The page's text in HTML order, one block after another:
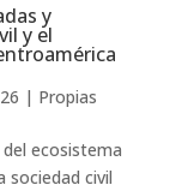
y
y el
| Propias
ecosistema
sociedad civil